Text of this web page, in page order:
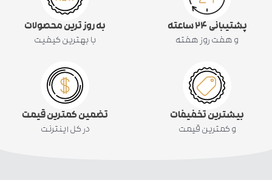
پشتیبانی ۲۴ ساعته
و هفت روز هفته
به روز ترین محصولات
با بهترین کیفیت
بیشترین تخفیفات
و کمترین قیمت
تضمین کمترین قیمت
در کل اینترنت